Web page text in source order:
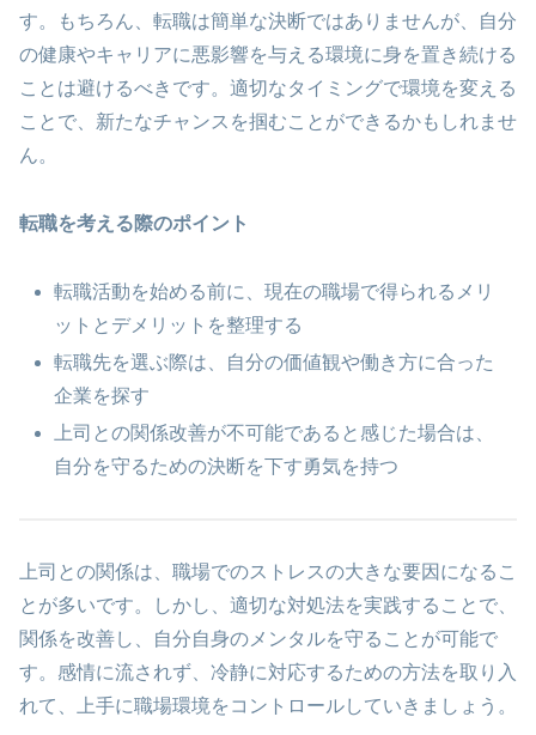
す。もちろん、転職は簡単な決断ではありませんが、自分
の健康やキャリアに悪影響を与える環境に身を置き続ける
ことは避けるべきです。適切なタイミングで環境を変える
ことで、新たなチャンスを掴むことができるかもしれませ
ん。
転職を考える際のポイント
転職活動を始める前に、現在の職場で得られるメリ
ットとデメリットを整理する
転職先を選ぶ際は、自分の価値観や働き方に合った
企業を探す
上司との関係改善が不可能であると感じた場合は、
自分を守るための決断を下す勇気を持つ
上司との関係は、職場でのストレスの大きな要因になるこ
とが多いです。しかし、適切な対処法を実践することで、
関係を改善し、自分自身のメンタルを守ることが可能で
す。感情に流されず、冷静に対応するための方法を取り入
れて、上手に職場環境をコントロールしていきましょう。